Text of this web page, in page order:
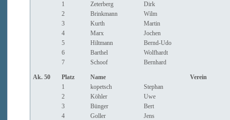
1
Zeterberg
Dirk
2
Brinkmann
Wilm
3
Kurth
Martin
4
Marx
Jochen
5
Hiltmann
Bernd-Udo
6
Barthel
Wolfhardt
7
Schoof Bernhard
Ak. 50 Platz Name
Verein
1
kopetsch
Stephan
2
Köhler
Uwe
3
Bünger
Bert
4
Goller Jens